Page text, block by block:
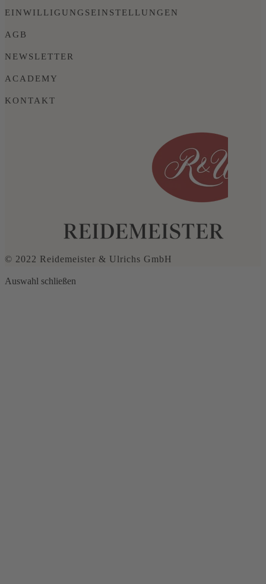
EINWILLIGUNGSEINSTELLUNGEN
AGB
NEWSLETTER
ACADEMY
KONTAKT
© 2022 Reidemeister & Ulrichs GmbH
Auswahl schließen